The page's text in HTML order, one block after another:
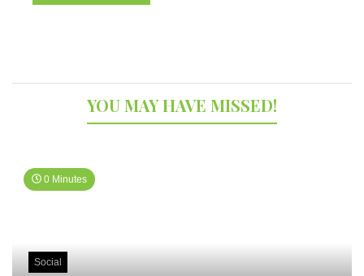
YOU MAY HAVE MISSED!
0 Minutes
Social